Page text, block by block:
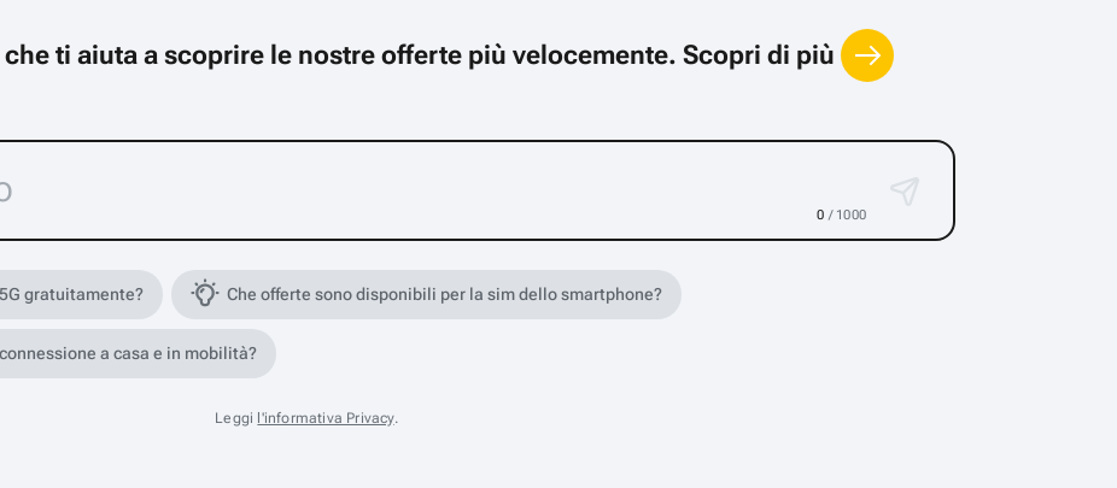
ti aiuta a scoprire le nostre offerte più velocemente. Scopri di più
0 / 1000
gratuitamente? Che offerte sono disponibili per la sim dello smartphone?
a casa e in mobilità?
Leggi l'informativa Privacy.